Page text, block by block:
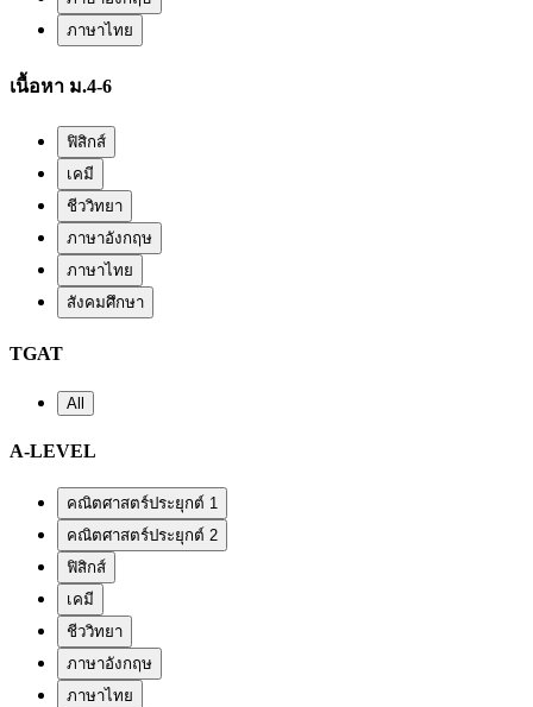
ภาษาไทย
เนื้อหา ม.4-6
ฟิสิกส์
เคมี
ชีววิทยา
ภาษาอังกฤษ
ภาษาไทย
สังคมศึกษา
TGAT
All
A-LEVEL
คณิตศาสตร์ประยุกต์ 1
คณิตศาสตร์ประยุกต์ 2
ฟิสิกส์
เคมี
ชีววิทยา
ภาษาอังกฤษ
ภาษาไทย